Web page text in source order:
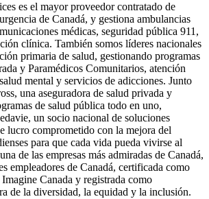
es el mayor proveedor contratado de
de Canadá, y gestiona ambulancias
médicas, seguridad pública 911,
clínica. También somos líderes nacionales
primaria de salud, gestionando programas
y Paramédicos Comunitarios, atención
mental y servicios de adicciones. Junto
una aseguradora de salud privada y
de salud pública todo en uno,
un socio nacional de soluciones
lucro comprometido con la mejora del
para que cada vida pueda vivirse al
de las empresas más admiradas de Canadá,
empleadores de Canadá, certificada como
Canada y registrada como
de la diversidad, la equidad y la inclusión.